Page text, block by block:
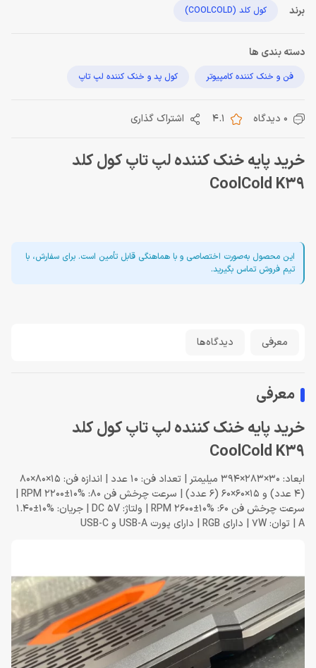
برند کول کلد (COOLCOLD)
دسته بندی ها
فن و خنک کننده کامپیوتر کول پد و خنک کننده لپ تاپ
0 دیدگاه 4.1 اشتراک گذاری
خرید پایه خنک کننده لپ تاپ کول کلد
CoolCold K39
این محصول به‌صورت اختصاصی و با هماهنگی قابل تأمین است. برای سفارش، با
تیم فروش تماس بگیرید.
معرفی دیدگاه‌ها
معرفی
خرید پایه خنک کننده لپ تاپ کول کلد
CoolCold K39
ابعاد: 30×283×394 میلیمتر | تعداد فن: 10 عدد | اندازه فن: 15×80×80
سرعت چرخش فن 60: %10±2600 RPM | ولتاژ: DC 5V | جریان: %10±1.40
A | توان: 7W | دارای RGB | دارای پورت USB-A و USB-C